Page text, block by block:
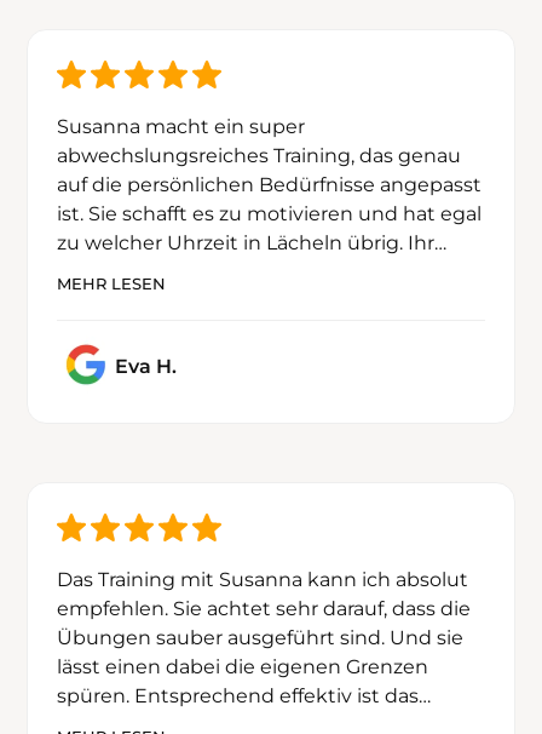
Susanna macht ein super
abwechslungsreiches Training, das genau
auf die persönlichen Bedürfnisse angepasst
ist. Sie schafft es zu motivieren und hat egal
zu welcher Uhrzeit in Lächeln übrig. Ihr
Fachwissen hilft sich auch mal an die
Susanna macht ein super
abwechslungsreiches Training, das genau
auf die persönlichen Bedürfnisse angepasst
ist. Sie schafft es zu motivieren und hat egal
zu welcher Uhrzeit in Lächeln übrig. Ihr
Fachwissen hilft sich auch mal an die
MEHR LESEN
Eva H.
Das Training mit Susanna kann ich absolut
empfehlen. Sie achtet sehr darauf, dass die
Übungen sauber ausgeführt sind. Und sie
lässt einen dabei die eigenen Grenzen
spüren. Entsprechend effektiv ist das
Training. Man merkt, dass Susanna viel Spaß
Das Training mit Susanna kann ich absolut
empfehlen. Sie achtet sehr darauf, dass die
Übungen sauber ausgeführt sind. Und sie
lässt einen dabei die eigenen Grenzen
spüren. Entsprechend effektiv ist das
Training. Man merkt, dass Susanna viel Spaß